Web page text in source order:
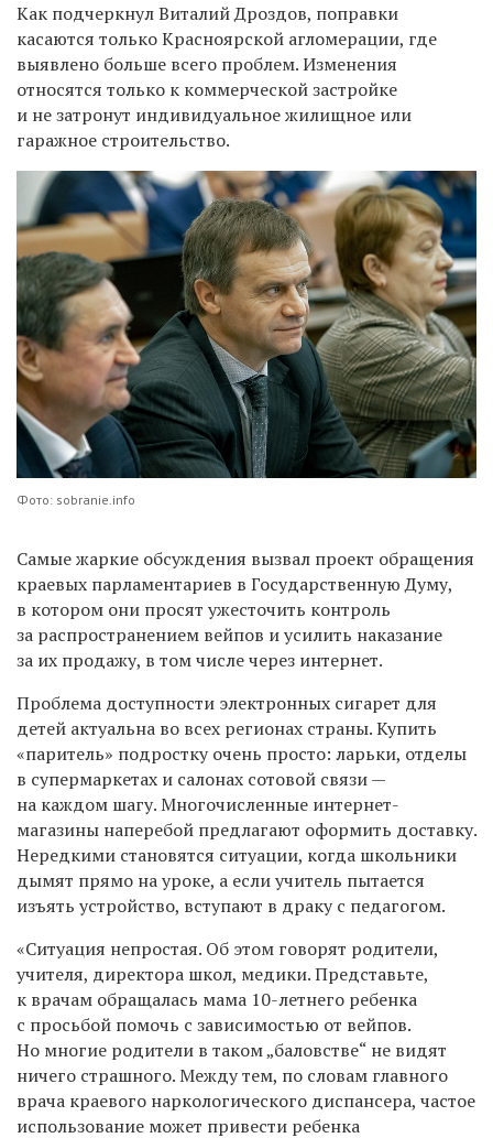
Как подчеркнул Виталий Дроздов, поправки
касаются только Красноярской агломерации, где
выявлено больше всего проблем. Изменения
относятся только к коммерческой застройке
и не затронут индивидуальное жилищное или
гаражное строительство.
Фото: sobranie.info
Самые жаркие обсуждения вызвал проект обращения
краевых парламентариев в Государственную Думу,
в котором они просят ужесточить контроль
за распространением вейпов и усилить наказание
за их продажу, в том числе через интернет.
Проблема доступности электронных сигарет для
детей актуальна во всех регионах страны. Купить
«паритель» подростку очень просто: ларьки, отделы
в супермаркетах и салонах сотовой связи —
на каждом шагу. Многочисленные интернет-
магазины наперебой предлагают оформить доставку.
Нередкими становятся ситуации, когда школьники
дымят прямо на уроке, а если учитель пытается
изъять устройство, вступают в драку с педагогом.
«Ситуация непростая. Об этом говорят родители,
учителя, директора школ, медики. Представьте,
к врачам обращалась мама 10-летнего ребенка
с просьбой помочь с зависимостью от вейпов.
Но многие родители в таком „баловстве“ не видят
ничего страшного. Между тем, по словам главного
врача краевого наркологического диспансера, частое
использование может привести ребенка